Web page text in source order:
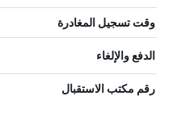
وقت تسجيل المغادرة
الدفع والإلغاء
رقم مكتب الاستقبال